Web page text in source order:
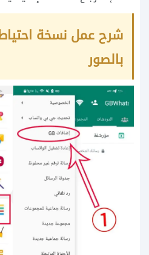
شرح عمل نسخة
بالصور